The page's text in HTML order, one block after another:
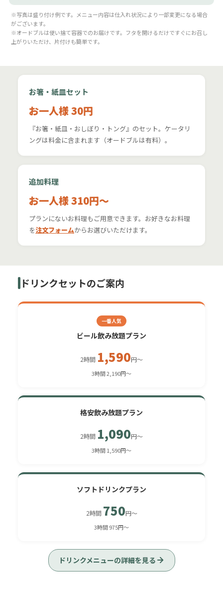
※写真は盛り付け例です。メニュー内容は仕入れ状況により一部変更になる場合
がございます。
※オードブルは使い捨て容器でのお届けです。フタを開けるだけですぐにお召し
上がりいただけ、片付けも簡単です。
お箸・紙皿セット
お一人様 30円
『お箸・紙皿・おしぼり・トング』のセット。ケータリ
ングは料金に含まれます（オードブルは有料）。
追加料理
お一人様 310円〜
プランにないお料理もご用意できます。お好きなお料理
を注文フォームからお選びいただけます。
ドリンクセットのご案内
一番人気
ビール飲み放題プラン
2時間 1,590円〜
3時間 2,190円〜
格安飲み放題プラン
2時間 1,090円〜
3時間 1,590円〜
ソフトドリンクプラン
2時間 750円〜
3時間 975円〜
ドリンクメニューの詳細を見る